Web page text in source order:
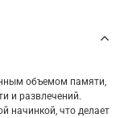
объемом памяти,
и развлечений.
начинкой, что делает